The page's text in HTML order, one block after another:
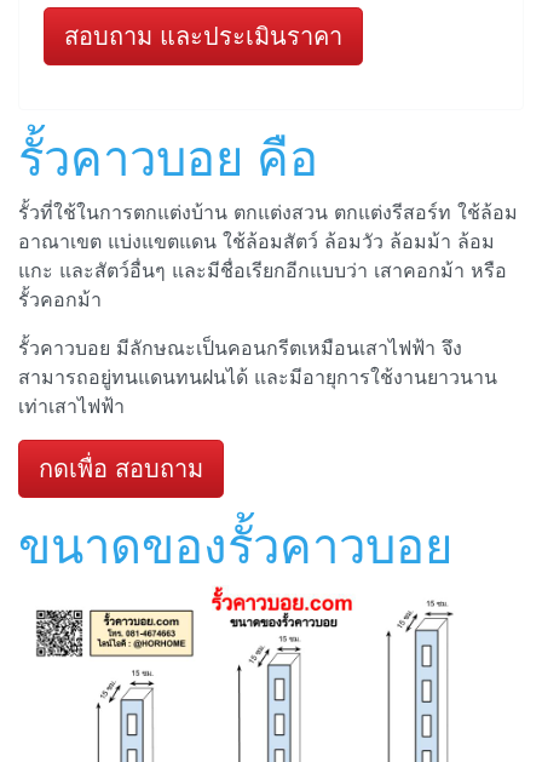
สอบถาม และประเมินราคา
รั้วคาวบอย คือ
รั้วที่ใช้ในการตกแต่งบ้าน ตกแต่งสวน ตกแต่งรีสอร์ท ใช้ล้อม
อาณาเขต แบ่งแขตแดน ใช้ล้อมสัตว์ ล้อมวัว ล้อมม้า ล้อม
แกะ และสัตว์อื่นๆ และมีชื่อเรียกอีกแบบว่า เสาคอกม้า หรือ
รั้วคอกม้า
รั้วคาวบอย มีลักษณะเป็นคอนกรีตเหมือนเสาไฟฟ้า จึง
สามารถอยู่ทนแดนทนฝนได้ และมีอายุการใช้งานยาวนาน
เท่าเสาไฟฟ้า
กดเพื่อ สอบถาม
ขนาดของรั้วคาวบอย